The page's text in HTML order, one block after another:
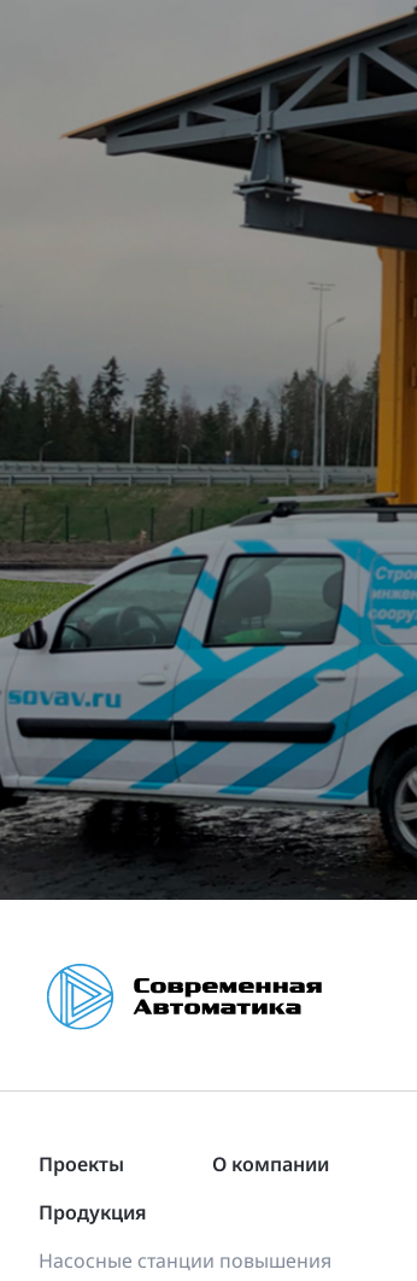
Проекты О компании
Продукция
Насосные станции повышения